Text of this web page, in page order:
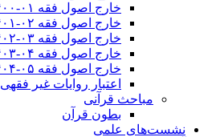
خارج اصول فقه ۰۱-۱۴۰۰
خارج اصول فقه ۰۲-۱۴۰۱
خارج اصول فقه ۰۳-۱۴۰۲
خارج اصول فقه ۰۴-۱۴۰۳
خارج اصول فقه ۰۵-۱۴۰۴
اعتبار روایات غیر فقهی
مباحث قرآنی
بطون قرآن
نشست‌های علمی